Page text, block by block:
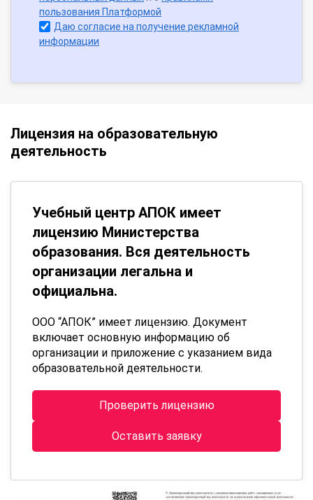
пользования Платформой
Даю согласие на получение рекламной
информации
Лицензия на образовательную
деятельность
Учебный центр АПОК имеет
лицензию Министерства
образования. Вся деятельность
организации легальна и
официальна.
ООО “АПОК” имеет лицензию. Документ
включает основную информацию об
организации и приложение с указанием вида
образовательной деятельности.
Проверить лицензию
Оставить заявку